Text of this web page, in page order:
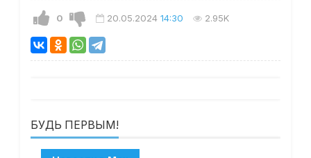
0 20.05.2024 14:30 2.95K
БУДЬ ПЕРВЫМ!